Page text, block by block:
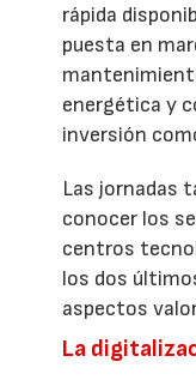
rápida
puesta en
energética y
inversión
Las jornadas
conocer los
centros
los dos
aspectos
La